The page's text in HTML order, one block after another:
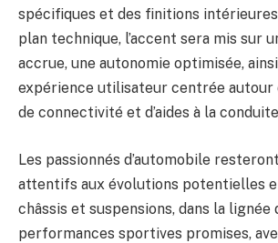
spécifiques et des finitions
plan technique, l’accent sera mis sur
accrue, une autonomie optimisée, ainsi
expérience utilisateur centrée autour
de connectivité et d’aides à la
Les passionnés d’automobile
attentifs aux évolutions potentielles
châssis et suspensions, dans la lignée
performances sportives promises,